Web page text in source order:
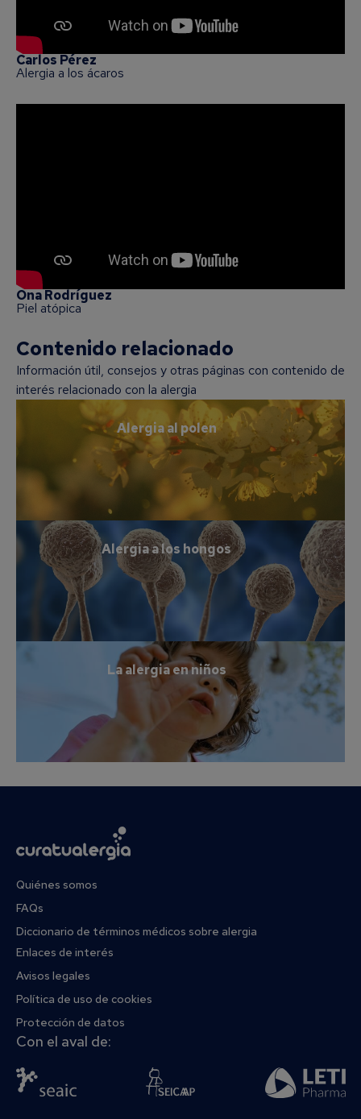
Carlos Pérez
Alergia a los ácaros
Ona Rodríguez
Piel atópica
Contenido relacionado
Información útil, consejos y otras páginas con contenido de
interés relacionado con la alergia
Alergia al polen
Alergia a los hongos
La alergia en niños
Quiénes somos
FAQs
Diccionario de términos médicos sobre alergia
Enlaces de interés
Avisos legales
Política de uso de cookies
Protección de datos
Con el aval de: